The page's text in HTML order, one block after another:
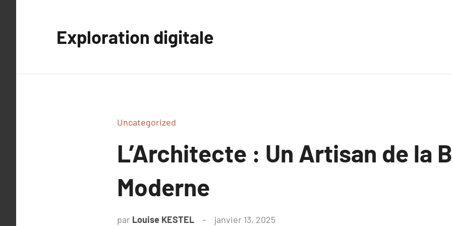
Exploration digitale
Uncategorized
L’Architecte : Un Artisan de la
Moderne
par Louise KESTEL janvier 13, 2025